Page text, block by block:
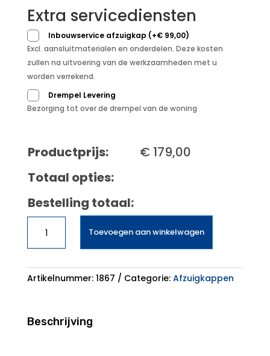
Extra servicediensten
Inbouwservice afzuigkap (+€99,00)
Excl. aansluitmaterialen en onderdelen. Deze kosten
zullen na uitvoering van de werkzaamheden met u
worden verrekend.
Drempel Levering
Bezorging tot over de drempel van de woning
Productprijs: €179,00
Totaal opties:
Bestelling totaal:
AKV6004RVS
aantal
Toevoegen aan winkelwagen
Artikelnummer: 1867 Categorie: Afzuigkappen
Beschrijving